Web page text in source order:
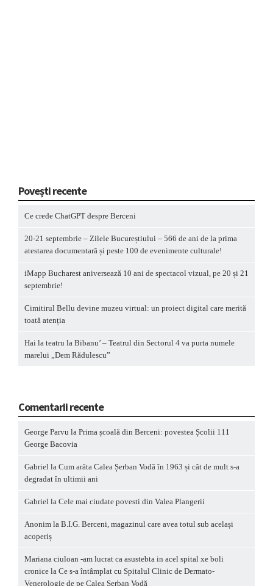
Povești recente
Ce crede ChatGPT despre Berceni
20-21 septembrie – Zilele Bucureștiului – 566 de ani de la prima
atestarea documentară și peste 100 de evenimente culturale!
iMapp Bucharest aniversează 10 ani de spectacol vizual, pe 20 și 21
septembrie!
Cimitirul Bellu devine muzeu virtual: un proiect digital care merită
toată atenția
Hai la teatru la Bibanu’ – Teatrul din Sectorul 4 va purta numele
marelui „Dem Rădulescu”
Comentarii recente
George Parvu la Prima școală din Berceni: povestea Școlii 111
George Bacovia
Gabriel la Cum arăta Calea Șerban Vodă în 1963 și cât de mult s-a
degradat în ultimii ani
Gabriel la Cele mai ciudate povesti din Valea Plangerii
Anonim la B.I.G. Berceni, magazinul care avea totul sub același
acoperiș
Mariana ciuloan -am lucrat ca asustebta in acel spital xe boli
cronice la Ce s-a întâmplat cu Spitalul Clinic de Dermato-
Venerologie de pe Calea Șerban Vodă